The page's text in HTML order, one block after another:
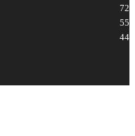
72
55
44